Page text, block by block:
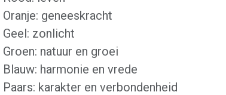
Oranje: geneeskracht
Geel: zonlicht
Groen: natuur en groei
Blauw: harmonie en vrede
Paars: karakter en verbondenheid